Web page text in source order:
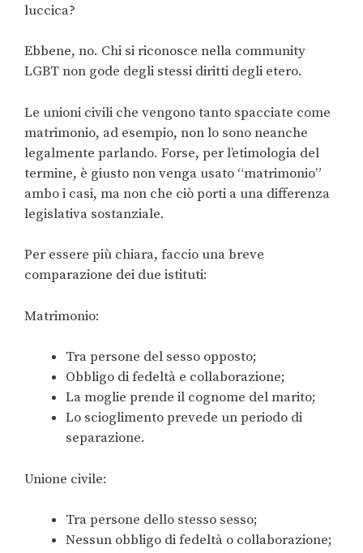
luccica?
Ebbene, no. Chi si riconosce nella community
LGBT non gode degli stessi diritti degli etero.
Le unioni civili che vengono tanto spacciate come
matrimonio, ad esempio, non lo sono neanche
legalmente parlando. Forse, per l’etimologia del
termine, è giusto non venga usato “matrimonio”
ambo i casi, ma non che ciò porti a una differenza
legislativa sostanziale.
Per essere più chiara, faccio una breve
comparazione dei due istituti:
Matrimonio:
Tra persone del sesso opposto;
Obbligo di fedeltà e collaborazione;
La moglie prende il cognome del marito;
Lo scioglimento prevede un periodo di
separazione.
Unione civile:
Tra persone dello stesso sesso;
Nessun obbligo di fedeltà o collaborazione;